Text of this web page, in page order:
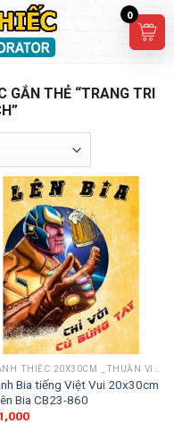
GẮN THẺ “TRANG TRI
Bia tiếng Việt Vui 20x30cm
Bia CB23-860
0